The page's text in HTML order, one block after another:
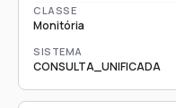
CLASSE
Monitória
SISTEMA
CONSULTA_UNIFICADA